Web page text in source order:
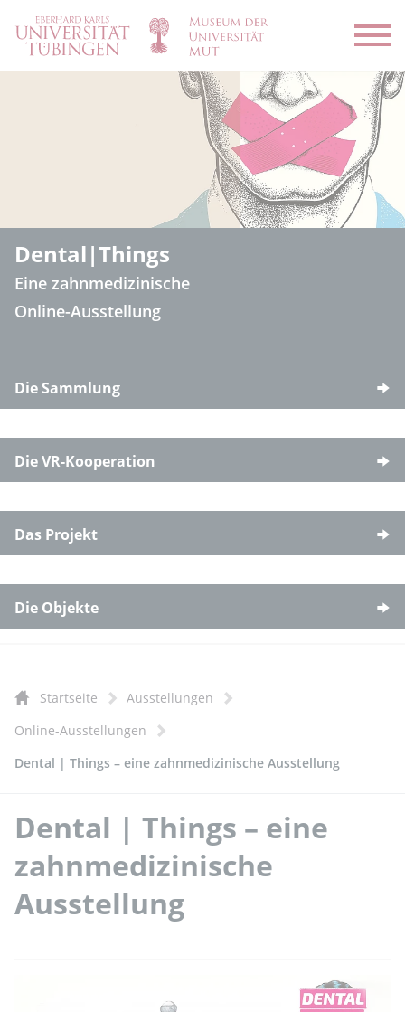
Dental|Things
Eine zahnmedizinische
Online-Ausstellung
Die Sammlung
Die VR-Kooperation
Das Projekt
Die Objekte
Startseite
Ausstellungen
Online-Ausstellungen
Dental | Things – eine zahnmedizinische Ausstellung
Dental | Things – eine
zahnmedizinische
Ausstellung